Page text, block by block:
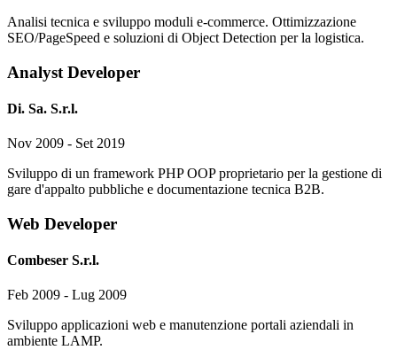
Analisi tecnica e sviluppo moduli e-commerce. Ottimizzazione
SEO/PageSpeed e soluzioni di Object Detection per la logistica.
Analyst Developer
Di. Sa. S.r.l.
Nov 2009 - Set 2019
Sviluppo di un framework PHP OOP proprietario per la gestione di
gare d'appalto pubbliche e documentazione tecnica B2B.
Web Developer
Combeser S.r.l.
Feb 2009 - Lug 2009
Sviluppo applicazioni web e manutenzione portali aziendali in
ambiente LAMP.